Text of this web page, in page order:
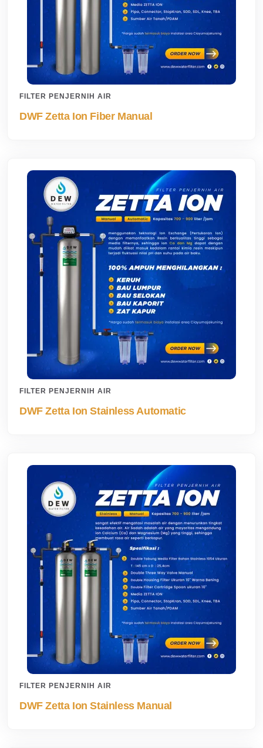
FILTER PENJERNIH AIR
DWF Zetta Ion Fiber Manual
FILTER PENJERNIH AIR
DWF Zetta Ion Stainless Automatic
FILTER PENJERNIH AIR
DWF Zetta Ion Stainless Manual